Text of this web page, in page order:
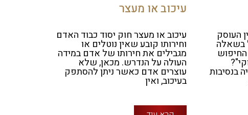
העוסק
בשאלה
בנסיבות
עיכוב או מעצר
עיכוב או מעצר חוק יסוד כבוד האדם
וחירותו קובע שאין נוטלים או
מגבילים את חירותו של אדם במידה
העולה על הנדרש. מכאן, שלא
עוצרים אדם כאשר ניתן להסתפק
בעיכוב, ואין